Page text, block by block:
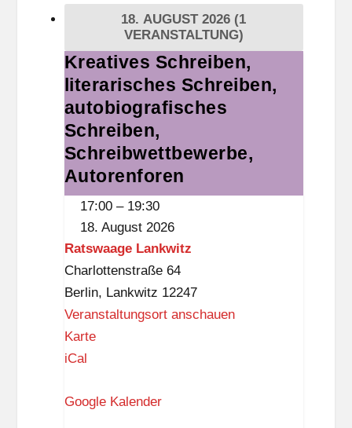
a
18. AUGUST 2026 (1
VERANSTALTUNG)
Kreatives
Schreiben,
literarisches
Schreiben,
autobiografisches
Schreiben,
Schreibwettbewerbe,
Autorenforen
Kreatives Schreiben,
literarisches Schreiben,
autobiografisches
Schreiben,
Schreibwettbewerbe,
Autorenforen
17:00 – 19:30
18. August 2026
Ratswaage Lankwitz
Charlottenstraße 64
Berlin, Lankwitz 12247
Veranstaltungsort anschauen
KarteR
s
iCal
Google Kalender